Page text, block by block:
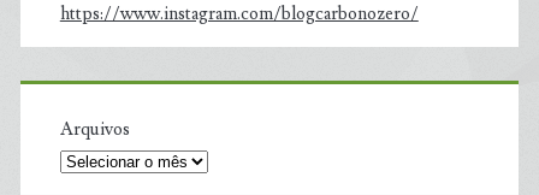
https://www.instagram.com/blogcarbonozero/
Arquivos